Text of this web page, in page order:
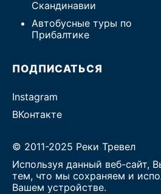
Скандинавии
Автобусные туры по
Прибалтике
ПОДПИСАТЬСЯ
Instagram
ВКонтакте
© 2011-2025 Реки Тревел
Используя данный веб-сайт,
тем, что мы сохраняем и
Вашем устройстве.